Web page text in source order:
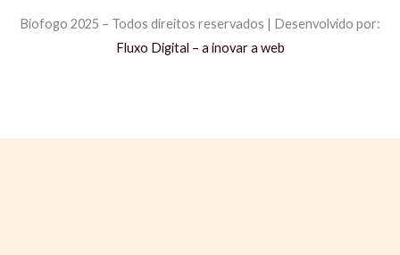
Biofogo 2025 – Todos direitos reservados | Desenvolvido por:
Fluxo Digital – a inovar a web